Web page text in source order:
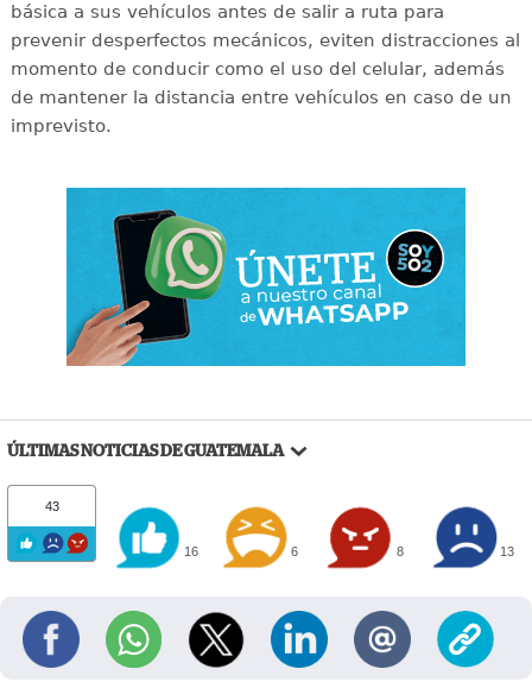
básica a sus vehículos antes de salir a ruta para
prevenir desperfectos mecánicos, eviten distracciones al
momento de conducir como el uso del celular, además
de mantener la distancia entre vehículos en caso de un
imprevisto.
ÚLTIMAS NOTICIAS DE GUATEMALA
43
16 6 8 13